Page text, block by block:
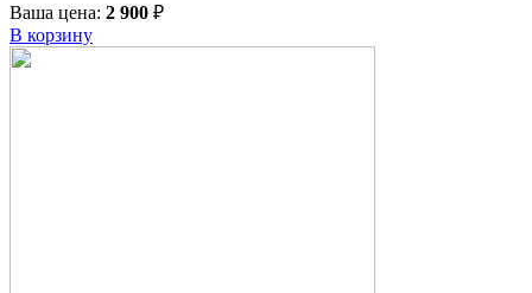
Ваша цена: 2 900 ₽
В корзину